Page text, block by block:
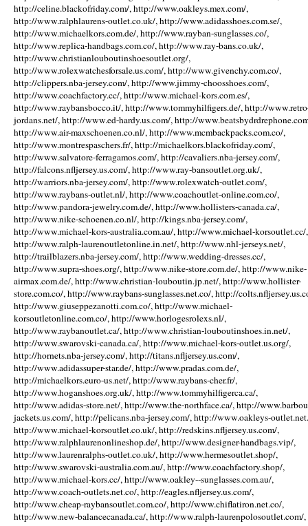
http://celine.blackofriday.com/, http://www.oakleys.mex.com/,
http://www.ralphlaurens-outlet.co.uk/, http://www.adidasshoes.com.se/,
http://www.michaelkors.com.de/, http://www.rayban-sunglasses.co/,
http://www.replica-handbags.com.co/, http://www.ray-bans.co.uk/,
http://www.christianlouboutinshoesoutlet.org/,
http://www.rolexwatchesforsale.us.com/, http://www.givenchy.com.co/,
http://clippers.nba-jersey.com/, http://www.jimmy-choosshoes.com/,
http://www.coachfactory.cc/, http://www.michael-kors.com.es/,
http://www.raybansbocco.it/, http://www.tommyhilfigers.de/, http://
jordans.net/, http://www.ed-hardy.us.com/, http://
http://www.air-maxschoenen.co.nl/, http://www.mcmbackpacks.com.co/,
http://www.montrespaschers.fr/, http://michaelkors.blackofriday.com/,
http://www.salvatore-ferragamos.com/, http://cavaliers.nba-jersey.com/,
http://falcons.nfljersey.us.com/, http://www.ray-bansoutlet.org.uk/,
http://warriors.nba-jersey.com/, http://www.rolexwatch-outlet.com/,
http://www.raybans-outlet.nl/, http://www.coachoutlet-online.com.co/,
http://www.pandora-jewelry.com.de/, http://www.hollisters-canada.ca/,
http://www.nike-schoenen.co.nl/, http://kings.nba-jersey.com/,
http://www.michael-kors-australia.com.au/, http://www.michael-korsoutlet.cc/,
http://www.ralph-laurenoutletonline.in.net/, http://www.nhl-jerseys.net/,
http://trailblazers.nba-jersey.com/, http://www.wedding-dresses.cc/,
http://www.supra-shoes.org/, http://www.nike-store.com.de/, http://www.nike-
airmax.com.de/, http://www.christian-louboutin.jp.net/, http://www.hollister-
store.com.co/, http://www.raybans-sunglasses.net.co/, http://
http://www.giuseppezanotti.com.co/, http://www.michael-
korsoutletonline.com.co/, http://www.horlogesrolexs.nl/,
http://www.raybanoutlet.ca/, http://www.christian-louboutinshoes.in.net/,
http://www.swarovski-canada.ca/, http://www.michael-kors-outlet.us.org/,
http://hornets.nba-jersey.com/, http://titans.nfljersey.us.com/,
http://www.adidassuper-star.de/, http://www.pradas.com.de/,
http://michaelkors.euro-us.net/, http://www.raybans-cher.fr/,
http://www.hoganshoes.org.uk/, http://www.tommyhilfigerca.ca/,
http://www.adidas-store.net/, http://www.the-northface.ca/, http://
jackets.us.com/, http://pelicans.nba-jersey.com/, http://www.oakleys-
http://www.michael-korsoutlet.co.uk/, http://redskins.nfljersey.us.com/,
http://www.ralphlaurenonlineshop.de/, http://www.designer-handbags.vip/,
http://www.laurenralphs-outlet.co.uk/, http://www.hermesoutlet.shop/,
http://www.swarovski-australia.com.au/, http://www.coachfactory.shop/,
http://www.michael-kors.cc/, http://www.oakley--sunglasses.com.au/,
http://www.coach-outlets.net.co/, http://eagles.nfljersey.us.com/,
http://www.cheap-raybansoutlet.com.co/, http://www.chiflatiron.net.co/,
http://www.new-balancecanada.ca/, http://www.ralph-laurenpolosoutlet.com/,